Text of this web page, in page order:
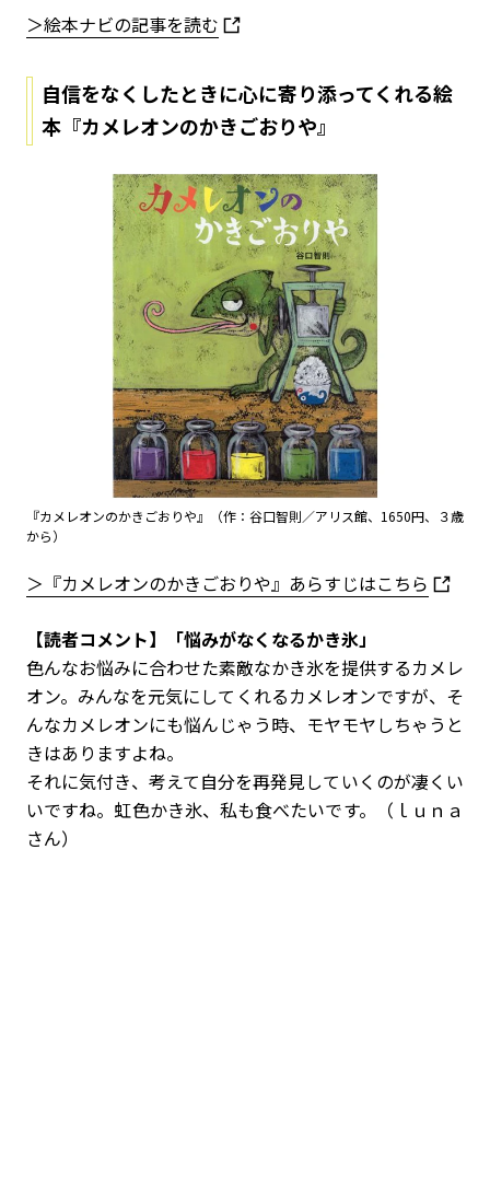
＞絵本ナビの記事を読む
自信をなくしたときに心に寄り添ってくれる絵
本『カメレオンのかきごおりや』
『カメレオンのかきごおりや』（作：谷口智則／アリス館、1650円、３歳
から）
＞『カメレオンのかきごおりや』あらすじはこちら
【読者コメント】「悩みがなくなるかき氷」
色んなお悩みに合わせた素敵なかき氷を提供するカメレ
オン。みんなを元気にしてくれるカメレオンですが、そ
んなカメレオンにも悩んじゃう時、モヤモヤしちゃうと
きはありますよね。
それに気付き、考えて自分を再発見していくのが凄くい
いですね。虹色かき氷、私も食べたいです。（ｌｕｎａ
さん）